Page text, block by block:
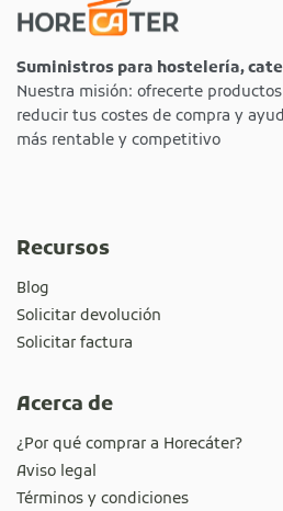
Suministros para hostelería,
Nuestra misión: ofrecerte
reducir tus costes de compra y
más rentable y competitivo
Recursos
Blog
Solicitar devolución
Solicitar factura
Acerca de
¿Por qué comprar a Horecáter?
Aviso legal
Términos y condiciones